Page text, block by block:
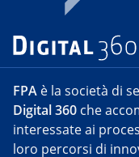
FPA è la società di
Digital 360 che
interessate ai
loro percorsi di